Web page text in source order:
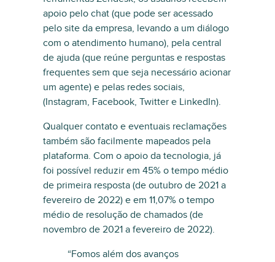
apoio pelo chat (que pode ser acessado
pelo site da empresa, levando a um diálogo
com o atendimento humano), pela central
de ajuda (que reúne perguntas e respostas
frequentes sem que seja necessário acionar
um agente) e pelas redes sociais,
(Instagram, Facebook, Twitter e LinkedIn).
Qualquer contato e eventuais reclamações
também são facilmente mapeados pela
plataforma. Com o apoio da tecnologia, já
foi possível reduzir em 45% o tempo médio
de primeira resposta (de outubro de 2021 a
fevereiro de 2022) e em 11,07% o tempo
médio de resolução de chamados (de
novembro de 2021 a fevereiro de 2022).
“Fomos além dos avanços